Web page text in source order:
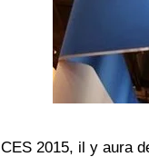
2015, il y aura
avec *6
A l'instar
bénéficier
certains réseaux
droit à 100
300 Mo